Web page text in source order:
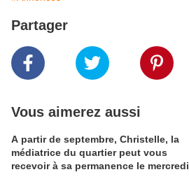
Partager
Vous aimerez aussi
A partir de septembre, Christelle, la
médiatrice du quartier peut vous
recevoir à sa permanence le mercredi